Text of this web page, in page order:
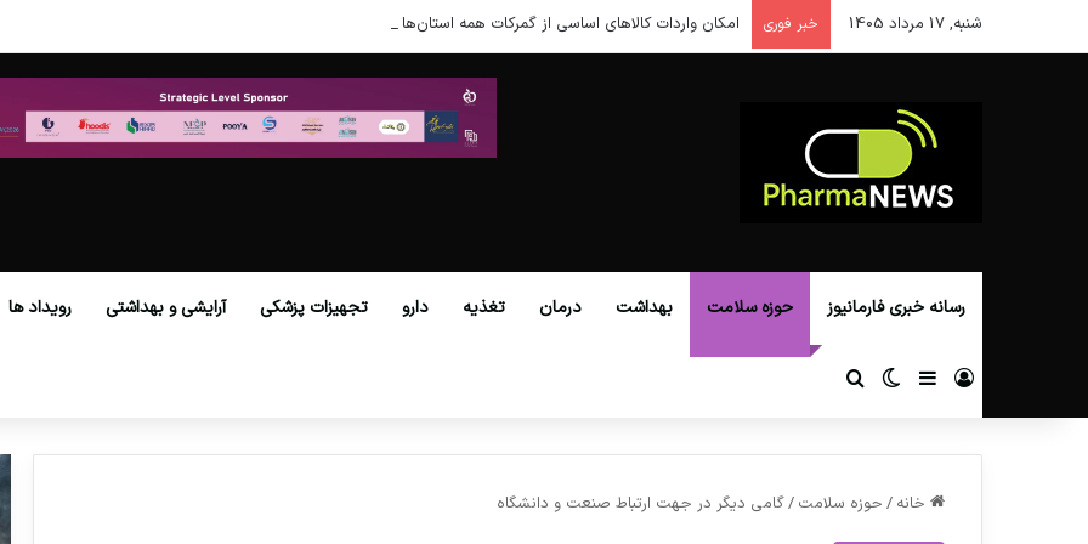
شنبه, 17 مرداد 1405 خبر فوری امکان واردات کالاهای اساسی از گمرکات همه استان‌ها فراهم شد.
رسانه خبری فارمانیوز حوزه سلامت بهداشت درمان تغذیه دارو تجهیزات پزشکی آرایشی و بهداشتی رویداد ها
ورود سایدبارتغییر پوسته
خانه / حوزه سلامت /گامی دیگر در جهت ارتباط صنعت و دانشگاه